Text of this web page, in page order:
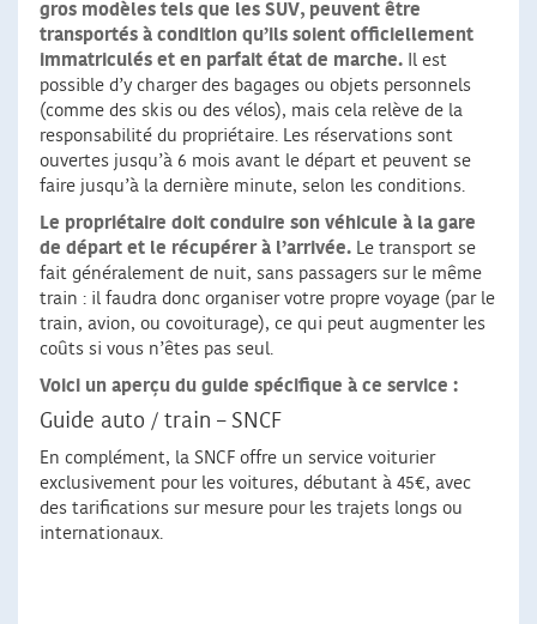
gros modèles tels que les SUV, peuvent être
transportés à condition qu’ils soient officiellement
immatriculés et en parfait état de marche. Il est
possible d’y charger des bagages ou objets personnels
(comme des skis ou des vélos), mais cela relève de la
responsabilité du propriétaire. Les réservations sont
ouvertes jusqu’à 6 mois avant le départ et peuvent se
faire jusqu’à la dernière minute, selon les conditions.
Le propriétaire doit conduire son véhicule à la gare
de départ et le récupérer à l’arrivée. Le transport se
fait généralement de nuit, sans passagers sur le même
train : il faudra donc organiser votre propre voyage (par le
train, avion, ou covoiturage), ce qui peut augmenter les
coûts si vous n’êtes pas seul.
Voici un aperçu du guide spécifique à ce service :
Guide auto / train – SNCF
En complément, la SNCF offre un service voiturier
exclusivement pour les voitures, débutant à 45€, avec
des tarifications sur mesure pour les trajets longs ou
internationaux.